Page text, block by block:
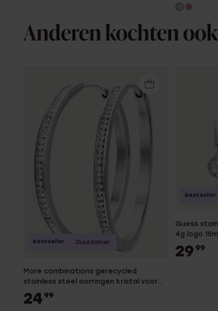
Anderen kochten ook
More combinations gerecycled
stainless steel oorringen kristal voor
dames
24 99
Bestseller Duurzamer
Guess
4g logo
29 99
Bestseller